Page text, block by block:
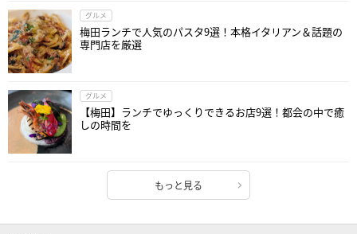
グルメ
梅田ランチで人気のパスタ9選！本格イタリアン＆話題の
専門店を厳選
グルメ
【梅田】ランチでゆっくりできるお店9選！都会の中で癒
しの時間を
もっと見る